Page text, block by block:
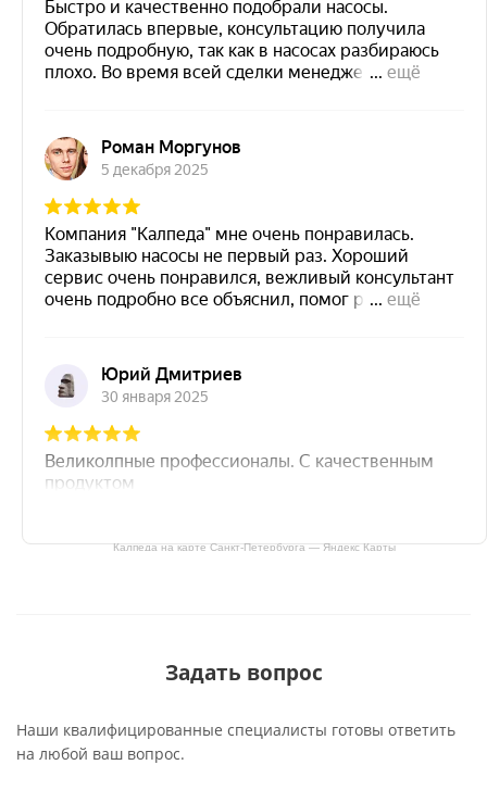
Калпеда на карте Санкт‑Петербурга — Яндекс Карты
Задать вопрос
Наши квалифицированные специалисты готовы ответить
на любой ваш вопрос.